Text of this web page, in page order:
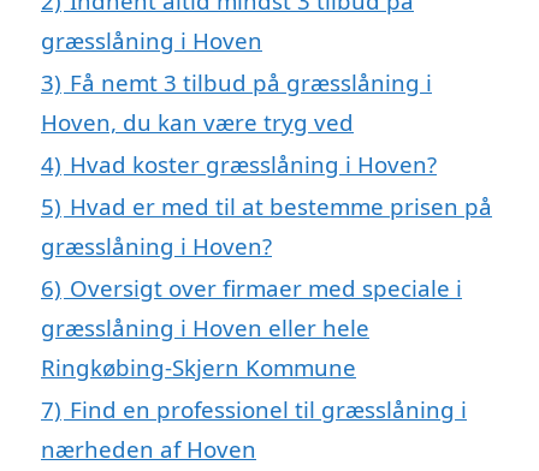
græsslåning i Hoven
3) Få nemt 3 tilbud på græsslåning i
Hoven, du kan være tryg ved
4) Hvad koster græsslåning i Hoven?
5) Hvad er med til at bestemme prisen på
græsslåning i Hoven?
6) Oversigt over firmaer med speciale i
græsslåning i Hoven eller hele
Ringkøbing-Skjern Kommune
7) Find en professionel til græsslåning i
nærheden af Hoven